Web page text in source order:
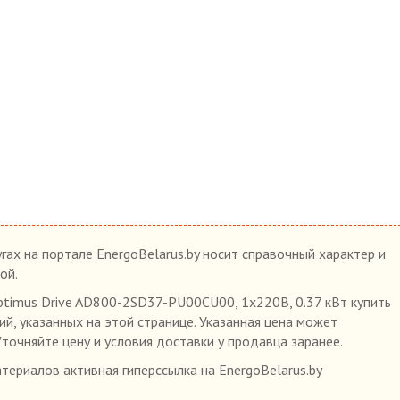
на портале EnergoBelarus.by носит справочный характер и
Drive AD800-2SD37-PU00CU00, 1х220В, 0.37 кВт купить
указанных на этой странице. Указанная цена может
цену и условия доставки у продавца заранее.
активная гиперссылка на EnergoBelarus.by